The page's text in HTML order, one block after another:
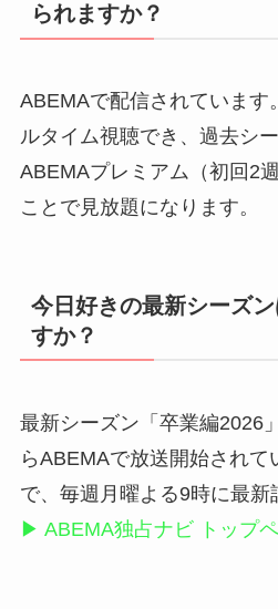
られますか？
ABEMAで配信されています
ルタイム視聴でき、過去シ
ABEMAプレミアム（初回2
ことで見放題になります。
今日好きの最新シーズ
すか？
最新シーズン「卒業編2026
らABEMAで放送開始されて
で、毎週月曜よる9時に最新
▶ ABEMA独占ナビ トップ